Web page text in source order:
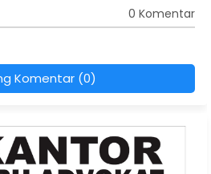
0 Komentar
Komentar (0)